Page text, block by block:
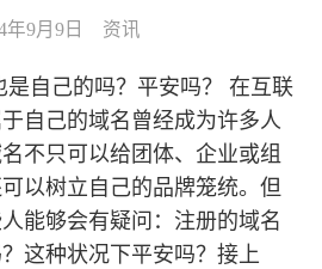
年9月9日 资讯
是自己的吗？平安吗？ 在互联
自己的域名曾经成为许多人
不只可以给团体、企业或组
以树立自己的品牌笼统。但
能够会有疑问：注册的域名
这种状况下平安吗？接上